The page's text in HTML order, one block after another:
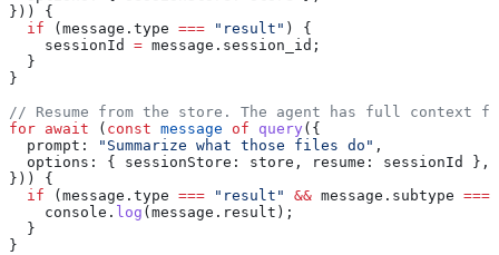
})) {
  if
( message . type === "result" ) {
    sessionId
= message . session_id ;
  }
}
// Resume from the store. The agent has full
for await ( const message of query ({
  prompt:
"Summarize what those files do" ,
  options:
{ sessionStore: store , resume: sessionId
},
})) {
  if
( message . type === "result" && message . subtype ===
    console
. log ( message . result );
  }
}